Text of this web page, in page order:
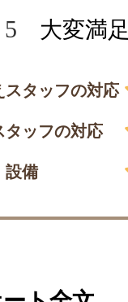
5 大変満足
スタッフの対応
タッフの対応
設備